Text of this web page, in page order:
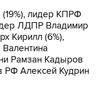
лидер КПРФ
ЛДПР Владимир
Кирилл (6%),
Рамзан Кадыров
РФ Алексей Кудрин